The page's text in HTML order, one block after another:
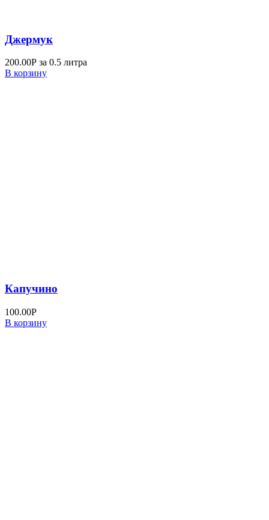
Джермук
200.00Р за 0.5 литра
В корзину
Капучино
100.00Р
В корзину